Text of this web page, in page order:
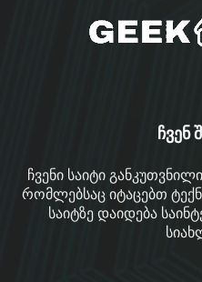
ჩვენ
ჩვენი საიტი
რომლებსაც იტაცებთ
საიტზე დაიდება